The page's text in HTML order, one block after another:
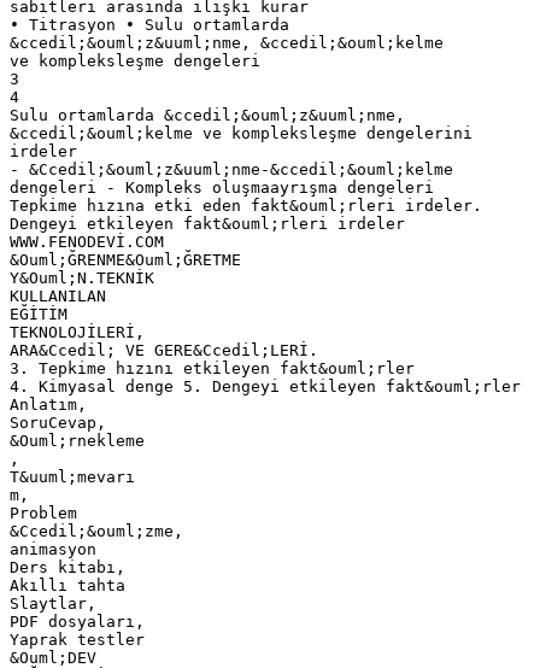
sabitleri arasında ilişki kurar
• Titrasyon • Sulu ortamlarda
&ccedil;&ouml;z&uuml;nme, &ccedil;&ouml;kelme
ve kompleksleşme dengeleri
3
4
Sulu ortamlarda &ccedil;&ouml;z&uuml;nme,
&ccedil;&ouml;kelme ve kompleksleşme dengelerini
irdeler
- &Ccedil;&ouml;z&uuml;nme-&ccedil;&ouml;kelme
dengeleri - Kompleks oluşmaayrışma dengeleri
Tepkime hızına etki eden fakt&ouml;rleri irdeler.
Dengeyi etkileyen fakt&ouml;rleri irdeler
WWW.FENODEVİ.COM
&Ouml;ĞRENME&Ouml;ĞRETME
Y&Ouml;N.TEKNİK
KULLANILAN
EĞİTİM
TEKNOLOJİLERİ,
ARA&Ccedil; VE GERE&Ccedil;LERİ.
3. Tepkime hızını etkileyen fakt&ouml;rler
4. Kimyasal denge 5. Dengeyi etkileyen fakt&ouml;rler
Anlatım,
SoruCevap,
&Ouml;rnekleme
,
T&uuml;mevarı
m,
Problem
&Ccedil;&ouml;zme,
animasyon
Ders kitabı,
Akıllı tahta
Slaytlar,
PDF dosyaları,
Yaprak testler
&Ouml;DEV